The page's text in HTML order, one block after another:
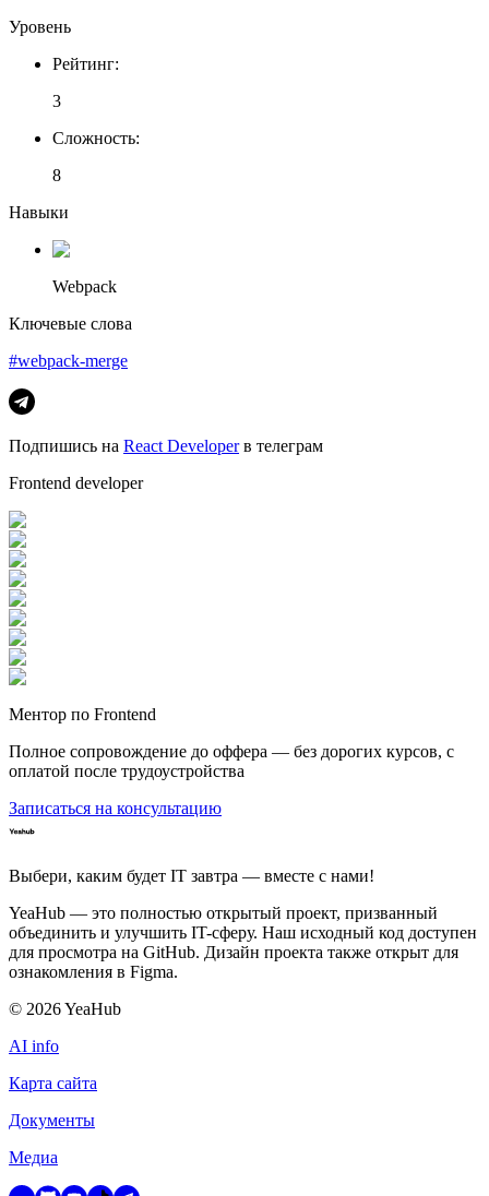
Уровень
Рейтинг:
3
Сложность:
8
Навыки
Webpack
Ключевые слова
#webpack-merge
Подпишись на React Developerв телеграм
Frontend developer
Ментор по Frontend
Полное сопровождение до оффера — без дорогих курсов, с
оплатой после трудоустройства
Записаться на консультацию
Выбери, каким будет IT завтра — вместе c нами!
YeaHub — это полностью открытый проект, призванный
объединить и улучшить IT-сферу. Наш исходный код доступен
для просмотра на GitHub. Дизайн проекта также открыт для
ознакомления в Figma.
© 2026YeaHub
AI info
Карта сайта
Документы
Медиа